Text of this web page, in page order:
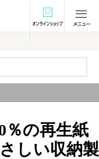
オンラインショ
％の再生紙
しい収納製